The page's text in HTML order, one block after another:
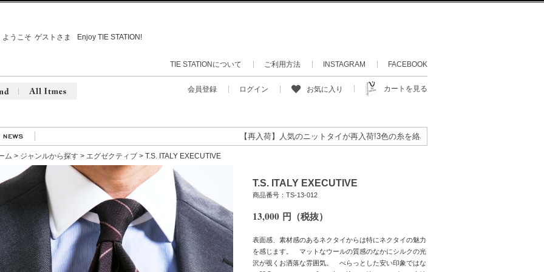
ようこそ ゲストさま Enjoy TIE STATION!
TIE STATIONについて ご利用方法 INSTAGRAM FACEBOOK
会員登録 ログイン お気に入り カートを見る
【再入荷】人気のニットタイが再入荷!3色の糸を絡めて織り上げたあまり目にすることのな
ム > ジャンルから探す > エグゼクティブ > T.S. ITALY EXECUTIVE
T.S. ITALY EXECUTIVE
商品番号：TS-13-012
13,000 円（税抜）
表面感、素材感のあるネクタイからは特にネクタイの魅力
を感じます。 マットなウールの質感のなかにシルクの光
沢が覗くお洒落な雰囲気。 ぺらっとした安い印象ではな